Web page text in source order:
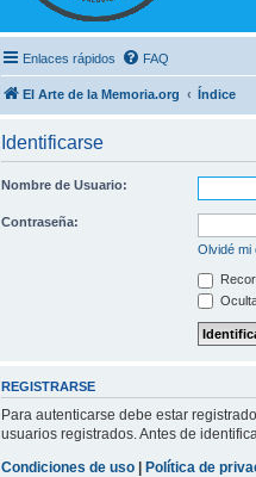
Enlaces rápidos FAQ
El Arte de la Memoria.org Índice
Identificarse
Nombre de Usuario:
Contraseña:
Olvidé mi
REGISTRARSE
Para autenticarse debe estar
usuarios registrados. Antes de
Condiciones de uso | Política de